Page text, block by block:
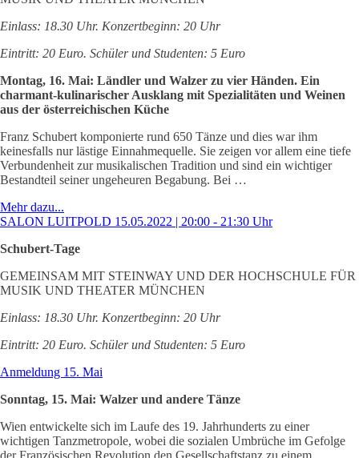
Einlass: 18.30 Uhr. Konzertbeginn: 20 Uhr
Eintritt: 20 Euro. Schüler und Studenten: 5 Euro
Montag, 16. Mai: Ländler und Walzer zu vier Händen. Ein
charmant-kulinarischer Ausklang mit Spezialitäten und Weinen
aus der österreichischen Küche
Franz Schubert komponierte rund 650 Tänze und dies war ihm
keinesfalls nur lästige Einnahmequelle. Sie zeigen vor allem eine tiefe
Verbundenheit zur musikalischen Tradition und sind ein wichtiger
Bestandteil seiner ungeheuren Begabung. Bei …
Mehr dazu...
SALON LUITPOLD 15.05.2022 | 20:00 - 21:30 Uhr
Schubert-Tage
GEMEINSAM MIT STEINWAY UND DER HOCHSCHULE FÜR
MUSIK UND THEATER MÜNCHEN
Einlass: 18.30 Uhr. Konzertbeginn: 20 Uhr
Eintritt: 20 Euro. Schüler und Studenten: 5 Euro
Anmeldung 15. Mai
Sonntag, 15. Mai: Walzer und andere Tänze
Wien entwickelte sich im Laufe des 19. Jahrhunderts zu einer
wichtigen Tanzmetropole, wobei die sozialen Umbrüche im Gefolge
der Französischen Revolution den Gesellschaftstanz zu einem